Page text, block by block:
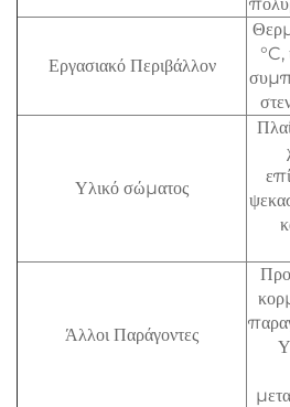
Εργασιακό Περιβάλλον
°C,
Υλικό σώματος
Άλλοι Παράγοντες